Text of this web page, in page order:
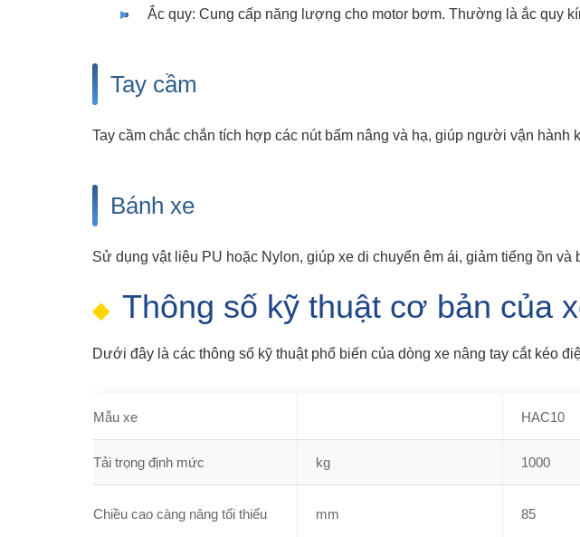
Ắc quy: Cung cấp năng lượng cho motor bơm. Thường là ắc quy
Tay cầm
Tay cầm chắc chắn tích hợp các nút bấm nâng và hạ, giúp người vận hành
Bánh xe
Sử dụng vật liệu PU hoặc Nylon, giúp xe di chuyển êm ái, giảm tiếng ồn và
Thông số kỹ thuật cơ bản của
Dưới đây là các thông số kỹ thuật phổ biến của dòng xe nâng tay cắt kéo
Mẫu xe HAC10
Tải trọng định mức kg 1000
Chiều cao càng nâng tối thiểu mm 85